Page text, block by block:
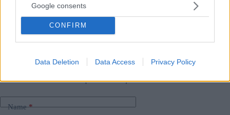
Google consents
CONFIRM
Data Deletion Data Access Privacy Policy
Leave a Reply
Your email address will not be published. Required fields are marked*
Name*